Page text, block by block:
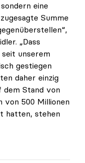
eine
Summe
„Dass
unserem
gestiegen
daher einzig
dem Stand von
von 500 Millionen
hatten, stehen